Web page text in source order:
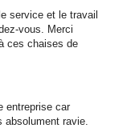
service et le travail
vous. Merci
ces chaises de
entreprise car
ravie.